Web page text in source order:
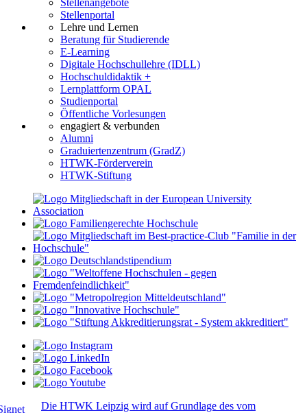
Stellenportal
Lehre und Lernen
Beratung für Studierende
E-Learning
Digitale Hochschullehre (IDLL)
Hochschuldidaktik +
Lernplattform OPAL
Studienportal
Öffentliche Vorlesungen
engagiert & verbunden
Alumni
Graduiertenzentrum (GradZ)
HTWK-Förderverein
HTWK-Stiftung
Die HTWK Leipzig wird auf Grundlage des vom